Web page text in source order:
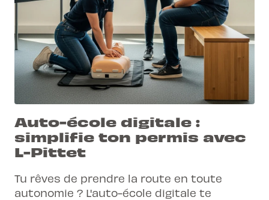
Auto-école digitale :
simplifie ton permis avec
L-Pittet
Tu rêves de prendre la route en toute
autonomie ? L'auto-école digitale te